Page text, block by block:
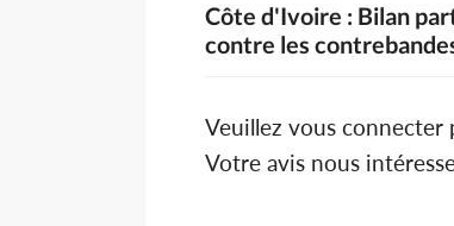
Côte d'Ivoire : Bilan
contre les
Veuillez vous
Votre avis nous